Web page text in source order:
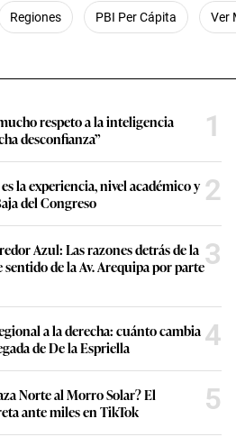
Regiones PBI Per Cápita Ver
respeto a la inteligencia
desconfianza”
1
la experiencia, nivel académico y
del Congreso
2
Azul: Las razones detrás de la
de la Av. Arequipa por parte3
a la derecha: cuánto cambia
de De la Espriella
4
Norte al Morro Solar? El
ante miles en TikTok
5